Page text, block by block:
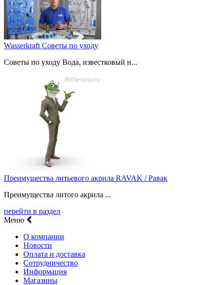
Wasserkraft Советы по уходу
Советы по уходу Вода, известковый н...
Преимущества литьевого акрила RAVAK / Равак
Преимущества литого акрила ...
перейти в раздел
Меню
О компании
Новости
Оплата и доставка
Сотрудничество
Информация
Магазины